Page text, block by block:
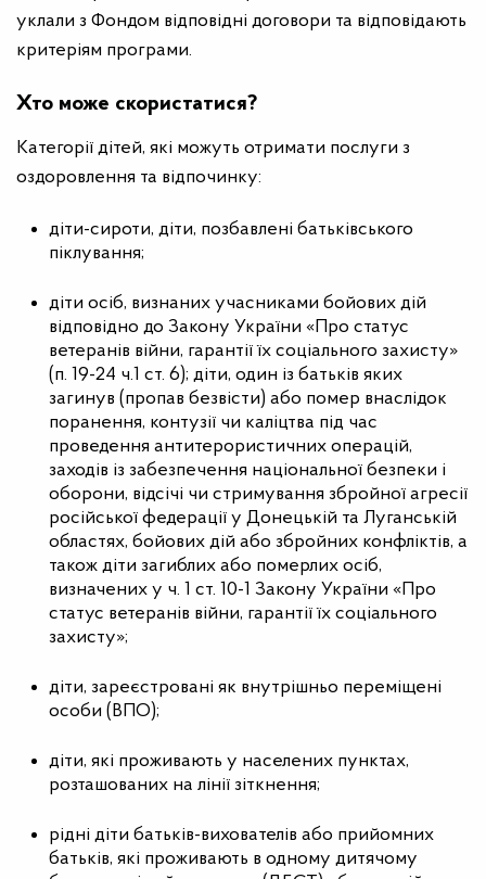
уклали з Фондом відповідні договори та відповідають
критеріям програми.
Хто може скористатися?
Категорії дітей, які можуть отримати послуги з
оздоровлення та відпочинку:
діти-сироти, діти, позбавлені батьківського
піклування;
діти осіб, визнаних учасниками бойових дій
відповідно до Закону України «Про статус
ветеранів війни, гарантії їх соціального захисту»
(п. 19-24 ч.1 ст. 6); діти, один із батьків яких
загинув (пропав безвісти) або помер внаслідок
поранення, контузії чи каліцтва під час
проведення антитерористичних операцій,
заходів із забезпечення національної безпеки і
оборони, відсічі чи стримування збройної агресії
російської федерації у Донецькій та Луганській
областях, бойових дій або збройних конфліктів, а
також діти загиблих або померлих осіб,
визначених у ч. 1 ст. 10-1 Закону України «Про
статус ветеранів війни, гарантії їх соціального
захисту»;
діти, зареєстровані як внутрішньо переміщені
особи (ВПО);
діти, які проживають у населених пунктах,
розташованих на лінії зіткнення;
рідні діти батьків-вихователів або прийомних
батьків, які проживають в одному дитячому